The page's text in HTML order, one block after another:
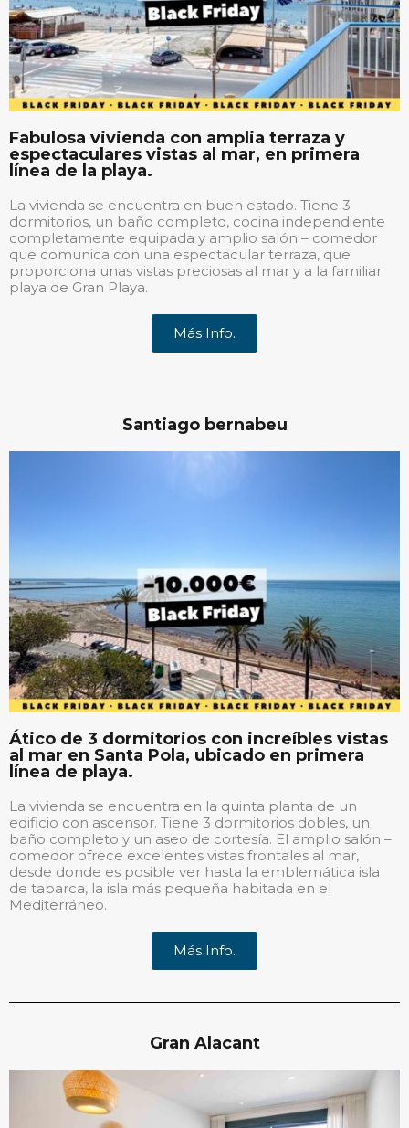
Fabulosa vivienda con amplia terraza y
espectaculares vistas al mar, en primera
línea de la playa.
La vivienda se encuentra en buen estado. Tiene 3
dormitorios, un baño completo, cocina independiente
completamente equipada y amplio salón – comedor
que comunica con una espectacular terraza, que
proporciona unas vistas preciosas al mar y a la familiar
playa de Gran Playa.
Más Info.
Santiago bernabeu
Ático de 3 dormitorios con increíbles vistas
al mar en Santa Pola, ubicado en primera
línea de playa.
La vivienda se encuentra en la quinta planta de un
edificio con ascensor. Tiene 3 dormitorios dobles, un
baño completo y un aseo de cortesía. El amplio salón –
comedor ofrece excelentes vistas frontales al mar,
desde donde es posible ver hasta la emblemática isla
de tabarca, la isla más pequeña habitada en el
Mediterráneo.
Más Info.
Gran Alacant